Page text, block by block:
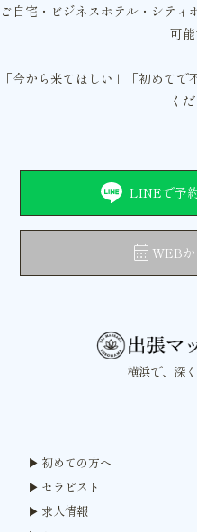
ご自宅・ビジネスホテル・シテ
可能
「今から来てほしい」「初めて
く
LINEで予
calendar_month WEB
横浜で、深
初めての方へ
セラピスト
求人情報